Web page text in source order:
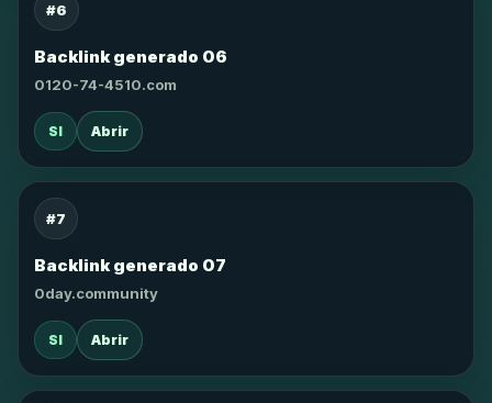
#6
Backlink generado 06
0120-74-4510.com
SI Abrir
#7
Backlink generado 07
0day.community
SI Abrir